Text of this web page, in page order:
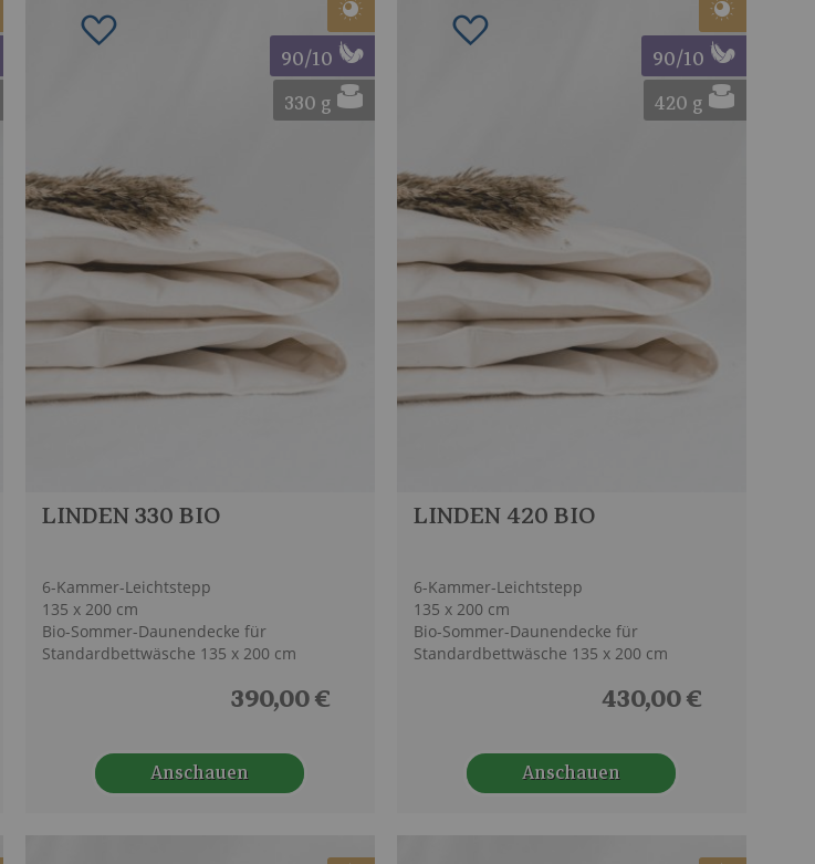
90/10
330 g
LINDEN 330 BIO
6-Kammer-Leichtstepp
135 x 200 cm
Bio-Sommer-Daunendecke für
Standardbettwäsche 135 x 200 cm
390,00 €
Anschauen
Zur Wunschliste hinzufügen
90/10
420 g
LINDEN 420 BIO
6-Kammer-Leichtstepp
135 x 200 cm
Bio-Sommer-Daunendecke für
Standardbettwäsche 135 x 200 cm
430,00 €
Anschauen
Zur Wunschliste hinzufügen